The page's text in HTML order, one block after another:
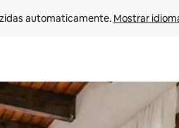
automaticamente. Mostrar